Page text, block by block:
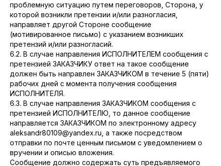
проблемную ситуацию путем переговоров, Сторона, у
которой возникли претензии и/или разногласия,
направляет другой Стороне сообщение
(мотивированное письмо) с указанием возникших
претензий и/или разногласий.
6.2. В случае направления ИСПОЛНИТЕЛЕМ сообщения с
претензией ЗАКАЗЧИКУ ответ на такое сообщение
должен быть направлен ЗАКАЗЧИКОМ в течение 5 (пяти)
рабочих дней с момента получения сообщения
ИСПОЛНИТЕЛЯ.
6.3. В случае направления ЗАКАЗЧИКОМ сообщения с
претензией ИСПОЛНИТЕЛЮ, то данное сообщение
направляется ЗАКАЗЧИКОМ по электронному адресу
aleksandr80109@yandex.ru, а также посредством
отправки по почте ценным письмом с уведомлением о
вручении и описью вложения.
Сообщение должно содержать суть предъявляемого